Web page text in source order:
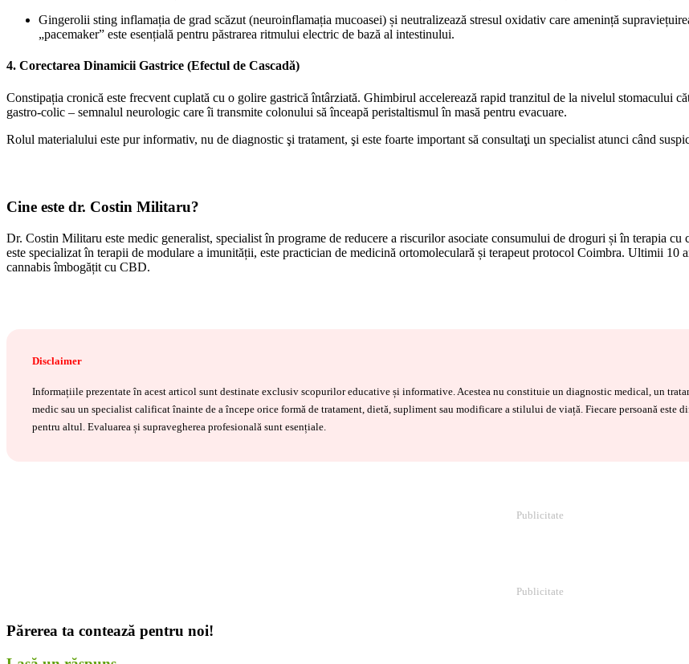
​Gingerolii sting inflamația de grad scăzut (neuroinflamația mucoasei) și neutralizează stresul oxidativ care amenință
„pacemaker” este esențială pentru păstrarea ritmului electric de bază al intestinului.
​4. Corectarea Dinamicii Gastrice (Efectul de Cascadă)
​Constipația cronică este frecvent cuplată cu o golire gastrică întârziată. Ghimbirul accelerează rapid tranzitul de la nivelul stomacului
gastro-colic – semnalul neurologic care îi transmite colonului să înceapă peristaltismul în masă pentru evacuare.
​Rolul materialului este pur informativ, nu de diagnostic şi tratament, şi este foarte important să consultaţi un specialist atunci când
Cine este dr. Costin Militaru?
Dr. Costin Militaru este medic generalist, specialist în programe de reducere a riscurilor asociate consumului de droguri și în terapia
este specializat în terapii de modulare a imunității, este practician de medicină ortomoleculară și terapeut protocol Coimbra. Ultimii
cannabis îmbogățit cu CBD.
Disclaimer
Informațiile prezentate în acest articol sunt destinate exclusiv scopurilor educative și informative. Acestea nu constituie un diagnostic medical, un
medic sau un specialist calificat înainte de a începe orice formă de tratament, dietă, supliment sau modificare a stilului de viață. Fiecare persoană
pentru altul. Evaluarea și supravegherea profesională sunt esențiale.
Publicitate
Publicitate
Părerea ta contează pentru noi!